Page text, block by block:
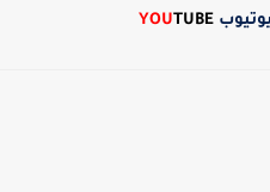
YOUTUBE